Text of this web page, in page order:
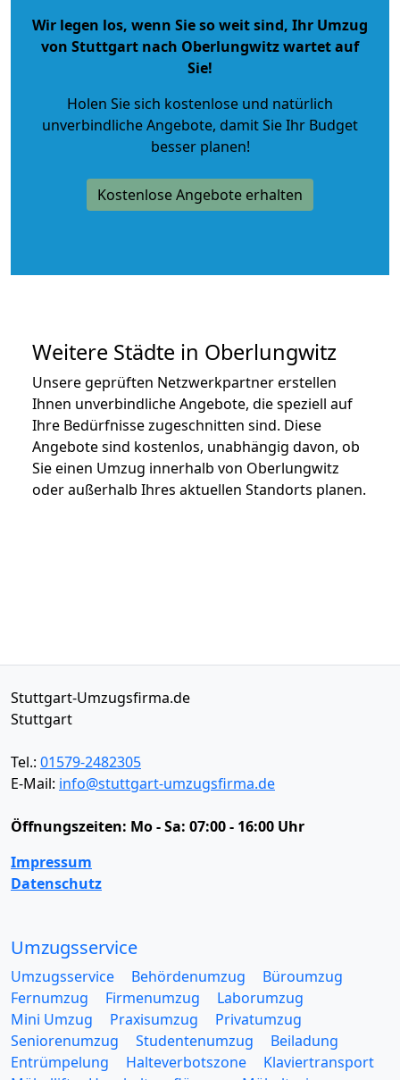
Wir legen los, wenn Sie so weit sind, Ihr Umzug
von Stuttgart nach Oberlungwitz wartet auf
Sie!
Holen Sie sich kostenlose und natürlich
unverbindliche Angebote, damit Sie Ihr Budget
besser planen!
Kostenlose Angebote erhalten
Weitere Städte in Oberlungwitz
Unsere geprüften Netzwerkpartner erstellen
Ihnen unverbindliche Angebote, die speziell auf
Ihre Bedürfnisse zugeschnitten sind. Diese
Angebote sind kostenlos, unabhängig davon, ob
Sie einen Umzug innerhalb von Oberlungwitz
oder außerhalb Ihres aktuellen Standorts planen.
Stuttgart-Umzugsfirma.de
Stuttgart
Tel.: 01579-2482305
E-Mail: info@stuttgart-umzugsfirma.de
Öffnungszeiten: Mo - Sa: 07:00 - 16:00 Uhr
Impressum
Datenschutz
Umzugsservice
Umzugsservice Behördenumzug
Büroumzug
Fernumzug
Firmenumzug
Laborumzug
Mini Umzug
Praxisumzug
Privatumzug
Seniorenumzug
Studentenumzug
Beiladung
Entrümpelung
Halteverbotszone
Klaviertransport